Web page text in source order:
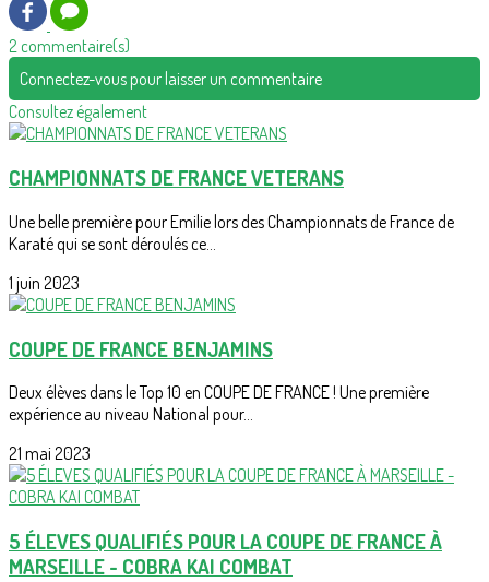
2 commentaire(s)
Connectez-vous pour laisser un commentaire
Consultez également
CHAMPIONNATS DE FRANCE VETERANS
Une belle première pour Emilie lors des Championnats de France de
Karaté qui se sont déroulés ce...
1 juin 2023
COUPE DE FRANCE BENJAMINS
Deux élèves dans le Top 10 en COUPE DE FRANCE ! Une première
expérience au niveau National pour...
21 mai 2023
5 ÉLEVES QUALIFIÉS POUR LA COUPE DE FRANCE À
MARSEILLE - COBRA KAI COMBAT